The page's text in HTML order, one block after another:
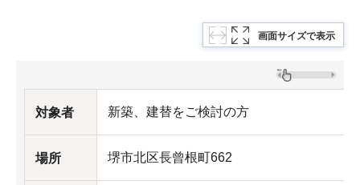
画面サイズで表示
対象者 新築、建替をご検討の方
場所 堺市北区長曾根町662